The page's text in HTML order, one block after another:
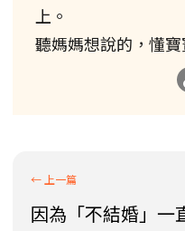
上。
聽媽媽想說的，懂寶
因為「不結婚」一